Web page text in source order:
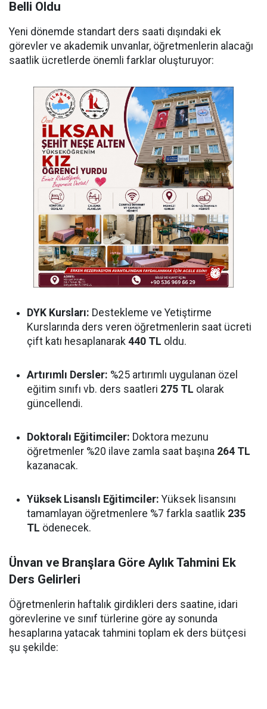
Belli Oldu
Yeni dönemde standart ders saati dışındaki ek
görevler ve akademik unvanlar, öğretmenlerin alacağı
saatlik ücretlerde önemli farklar oluşturuyor:
DYK Kursları: Destekleme ve Yetiştirme
Kurslarında ders veren öğretmenlerin saat ücreti
çift katı hesaplanarak 440 TL oldu.
Artırımlı Dersler: %25 artırımlı uygulanan özel
eğitim sınıfı vb. ders saatleri 275 TL olarak
güncellendi.
Doktoralı Eğitimciler: Doktora mezunu
öğretmenler %20 ilave zamla saat başına 264 TL
kazanacak.
Yüksek Lisanslı Eğitimciler: Yüksek lisansını
tamamlayan öğretmenlere %7 farkla saatlik 235
TL ödenecek.
Ünvan ve Branşlara Göre Aylık Tahmini Ek
Ders Gelirleri
Öğretmenlerin haftalık girdikleri ders saatine, idari
görevlerine ve sınıf türlerine göre ay sonunda
hesaplarına yatacak tahmini toplam ek ders bütçesi
şu şekilde: